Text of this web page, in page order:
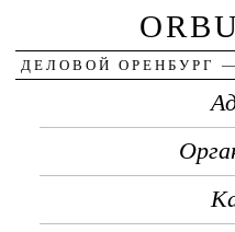
ДЕЛОВОЙ ОРЕНБУРГ